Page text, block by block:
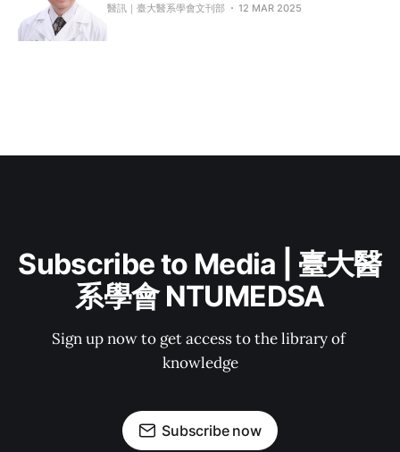
醫訊｜臺大醫系學會文刊部 12 MAR 2025
Subscribe to Media | 臺大醫
系學會 NTUMEDSA
Sign up now to get access to the library of
knowledge
Subscribe now